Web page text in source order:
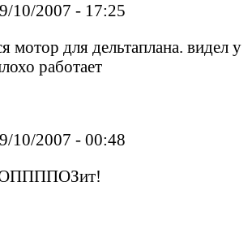
10/2007 - 17:25
мотор для дельтаплана. видел у
работает
10/2007 - 00:48
ОППППОЗит!